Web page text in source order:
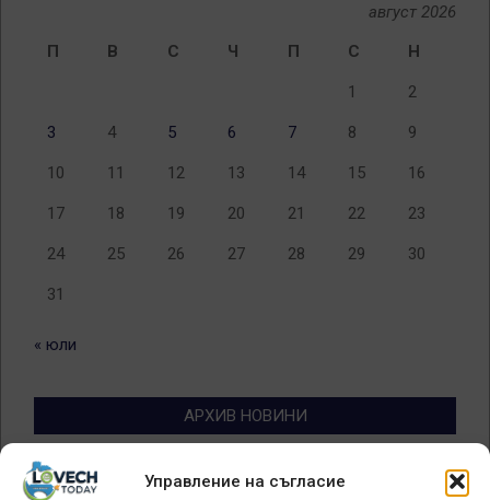
Управление на съгласие
август 2026
П
В С Ч П С Н
1 2
3 4 5 6 7 8 9
10 11 12 13 14 15 16
17 18 19 20 21 22 23
24 25 26 27 28 29 30
31
« юли
АРХИВ НОВИНИ
Архив
новини